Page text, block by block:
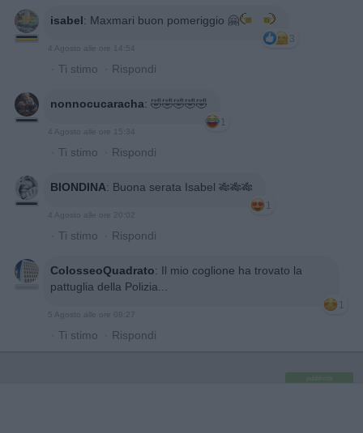
isabel: Maxmari buon pomeriggio 🤗
3
4 Agosto alle ore 14:54
· Ti stimo · Rispondi
nonnocucaracha: 🤣🤣🤣🤣🤣
1
4 Agosto alle ore 15:34
· Ti stimo · Rispondi
BIONDINA: Buona serata Isabel 🎋🎋🎋
1
4 Agosto alle ore 20:02
· Ti stimo · Rispondi
ColosseoQuadrato: Il mio coglione ha trovato la
pattuglia della Polizia...
1
5 Agosto alle ore 08:27
· Ti stimo · Rispondi
pubblicità